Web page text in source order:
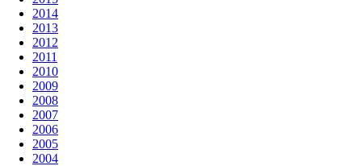
2014
2013
2012
2011
2010
2009
2008
2007
2006
2005
2004